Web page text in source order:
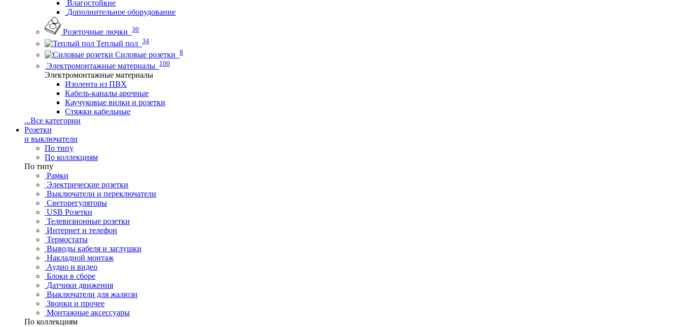
Влагостойкие
Дополнительное оборудование
Розеточные лючки 30
Теплый пол 34
Силовые розетки 8
Электромонтажные материалы 100
Электромонтажные материалы
Изолента из ПВХ
Кабель-каналы арочные
Каучуковые вилки и розетки
Стяжки кабельные
...Все категории
Розетки
и выключатели
По типу
По коллекциям
По типу
Рамки
Электрические розетки
Выключатели и переключатели
Светорегуляторы
USB Розетки
Телевизионные розетки
Интернет и телефон
Термостаты
Выводы кабеля и заглушки
Накладной монтаж
Аудио и видео
Блоки в сборе
Датчики движения
Выключатели для жалюзи
Звонки и прочее
Монтажные аксессуары
По коллекциям